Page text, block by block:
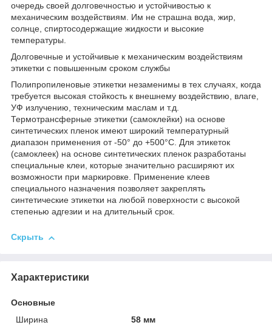
очередь своей долговечностью и устойчивостью к
механическим воздействиям. Им не страшна вода, жир,
солнце, спиртосодержащие жидкости и высокие
температуры.
Долговечные и устойчивые к механическим воздействиям
этикетки с повышенным сроком службы
Полипропиленовые этикетки незаменимы в тех случаях, когда
требуется высокая стойкость к внешнему воздействию, влаге,
УФ излучению, техническим маслам и т.д.
Термотрансферные этикетки (самоклейки) на основе
синтетических пленок имеют широкий температурный
диапазон применения от -50° до +500°С. Для этикеток
(самоклеек) на основе синтетических пленок разработаны
специальные клеи, которые значительно расширяют их
возможности при маркировке. Применение клеев
специального назначения позволяет закреплять
синтетические этикетки на любой поверхности с высокой
степенью адгезии и на длительный срок.
Скрыть
Характеристики
Основные
Ширина
58 мм